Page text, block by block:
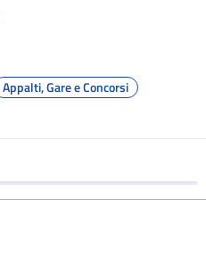
Appalti, Gare e Concorsi